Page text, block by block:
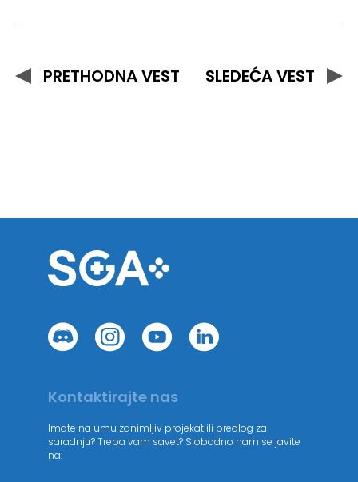
PRETHODNA VEST SLEDEĆA VEST
Kontaktirajte nas
Imate na umu zanimljiv projekat ili predlog za
saradnju? Treba vam savet? Slobodno nam se javite
na: